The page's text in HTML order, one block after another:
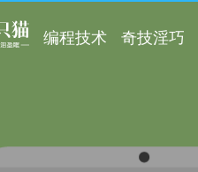
编程技术 奇技淫巧